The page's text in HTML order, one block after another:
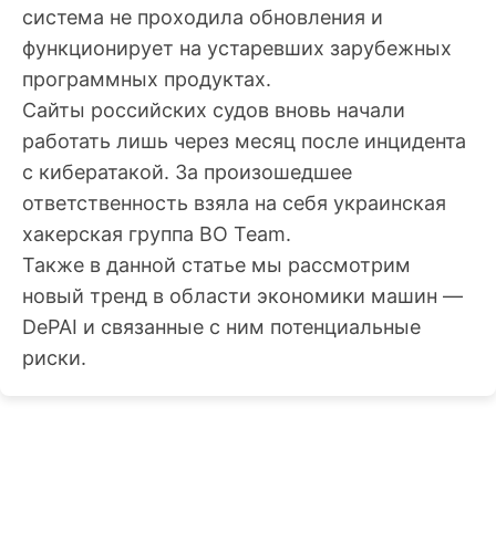
система не проходила обновления и
функционирует на устаревших зарубежных
программных продуктах.
Сайты российских судов вновь начали
работать лишь через месяц после инцидента
с кибератакой. За произошедшее
ответственность взяла на себя украинская
хакерская группа BO Team.
Также в данной статье мы рассмотрим
новый тренд в области экономики машин —
DePAI и связанные с ним потенциальные
риски.